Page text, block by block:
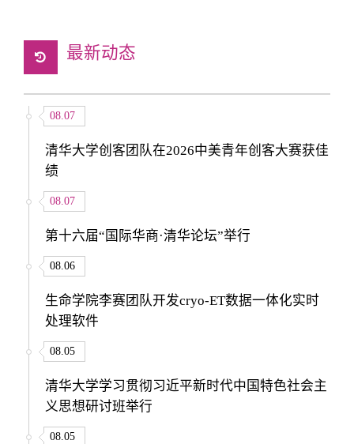
最新动态
08.07
清华大学创客团队在2026中美青年创客大赛获佳
绩
08.07
第十六届“国际华商·清华论坛”举行
08.06
生命学院李赛团队开发cryo-ET数据一体化实时
处理软件
08.05
清华大学学习贯彻习近平新时代中国特色社会主
义思想研讨班举行
08.05